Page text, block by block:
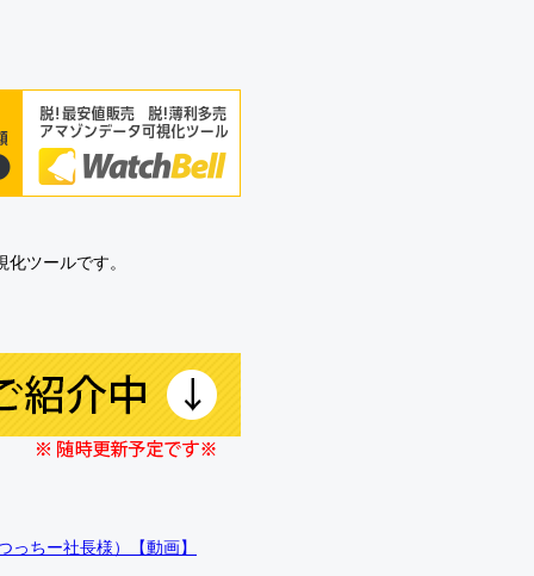
ツールです。
ちー社長様）【動画】